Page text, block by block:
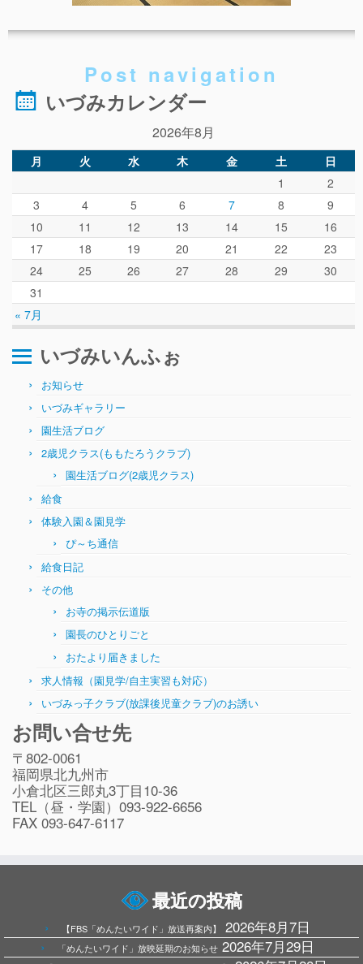
募集概要(2歳児クラス)
保育料について
園生活ブログ(2歳児クラス)
体験入園＆園見学
ぴ～ち通信
求人情報（園見学/自主実習も対応）
Post navigation
いづみカレンダー
2026年8月
月 火 水 木 金 土 日
« 7月
1
2
3
4 5 6 7 8
9
10
11 12 13 14 15
16
17
18 19 20 21 22
23
24
25 26 27 28 29
30
31
いづみいんふぉ
お知らせ
いづみギャラリー
園生活ブログ
2歳児クラス(ももたろうクラブ)
園生活ブログ(2歳児クラス)
給食
体験入園＆園見学
ぴ～ち通信
給食日記
その他
お寺の掲示伝道版
園長のひとりごと
おたより届きました
求人情報（園見学/自主実習も対応）
いづみっ子クラブ(放課後児童クラブ)のお誘い
お問い合せ先
〒802-0061
福岡県北九州市
小倉北区三郎丸3丁目10-36
TEL（昼・学園）093-922-6656
FAX 093-647-6117
最近の投稿
【FBS「めんたいワイド」放送再案内】 2026年8月7日
「めんたいワイド」放映延期のお知らせ 2026年7月29日